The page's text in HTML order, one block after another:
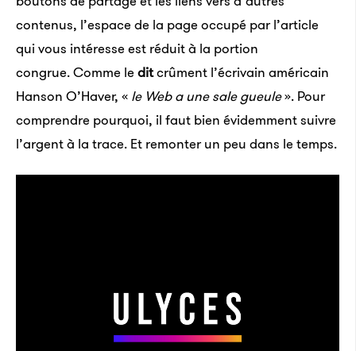
contenus, l’espace de la page occupé par l’article
qui vous intéresse est réduit à la portion
congrue. Comme le ditcrûment l’écrivain américain
Hanson O’Haver, « le Web a une sale gueule». Pour
comprendre pourquoi, il faut bien évidemment suivre
l’argent à la trace. Et remonter un peu dans le temps.